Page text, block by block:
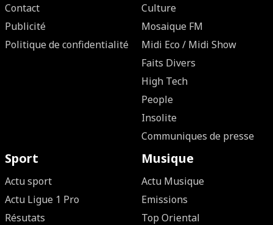
Contact
Publicité
Politique de confidentialité
Culture
Mosaique FM
Midi Eco / Midi Show
Faits Divers
High Tech
People
Insolite
Communiques de presse
Sport
Actu sport
Actu Ligue 1 Pro
Résutats
Musique
Actu Musique
Emissions
Top Oriental